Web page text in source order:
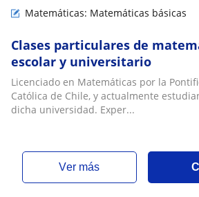
Matemáticas: Matemáticas básicas
Clases particulares de
escolar y universitario
Licenciado en Matemáticas por la
Católica de Chile, y actualmente
dicha universidad. Exper...
ver más